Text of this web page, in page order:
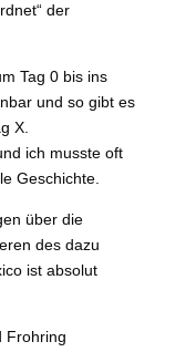
der
Tag 0 bis ins
und so gibt es
X.
ich musste oft
Geschichte.
über die
des dazu
ist absolut
Frohring